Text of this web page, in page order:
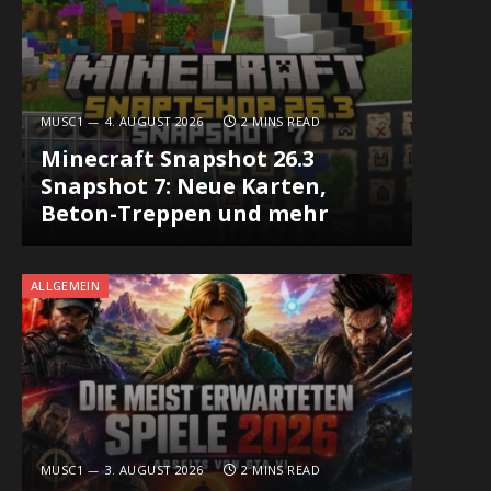
MUSC1 4. AUGUST 2026 2 MINS READ
Minecraft Snapshot 26.3
Snapshot 7: Neue Karten,
Beton-Treppen und mehr
ALLGEMEIN
MUSC1 3. AUGUST 2026 2 MINS READ